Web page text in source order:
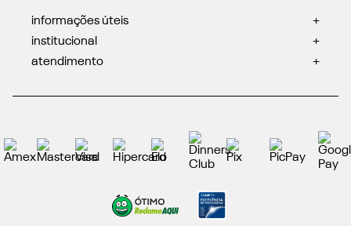
informações úteis
+
institucional
+
atendimento
+